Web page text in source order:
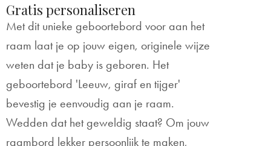
Gratis personaliseren
Met dit unieke geboortebord voor aan het
raam laat je op jouw eigen, originele wijze
weten dat je baby is geboren. Het
geboortebord 'Leeuw, giraf en tijger'
bevestig je eenvoudig aan je raam.
Wedden dat het geweldig staat? Om jouw
raambord lekker persoonlijk te maken,